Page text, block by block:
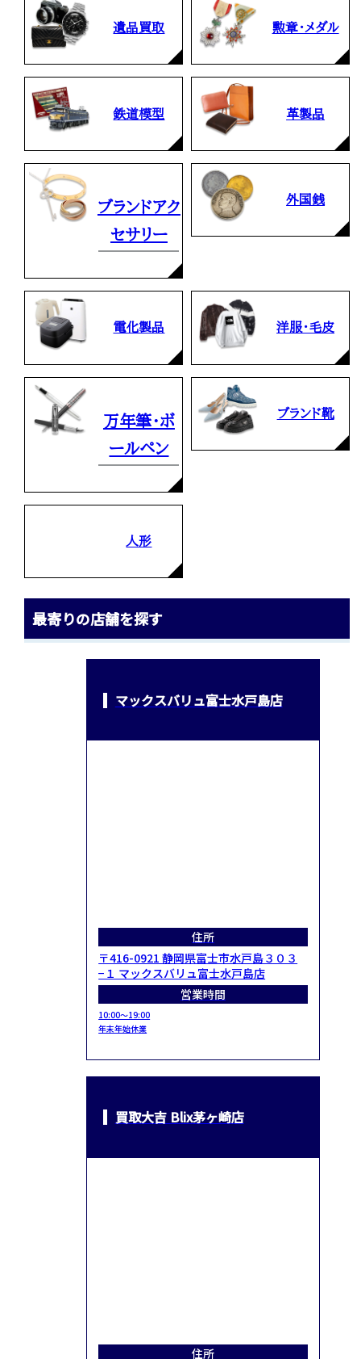
遺品買取 勲章・メダル
鉄道模型 革製品
ブランドアク
セサリー
外国銭
電化製品 洋服・毛皮
万年筆・ボ
ールペン
ブランド靴
人形
最寄りの店舗を探す
マックスバリュ富士水戸島店
住所
〒416-0921 静岡県富士市水戸島３０３
−１ マックスバリュ富士水戸島店
営業時間
10:00～19:00
年末年始休業
買取大吉 Blix茅ヶ崎店
住所